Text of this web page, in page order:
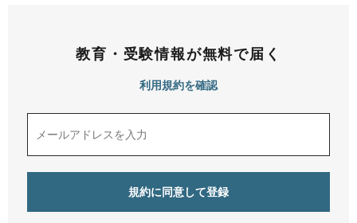
教育・受験情報が無料で届く
利用規約を確認